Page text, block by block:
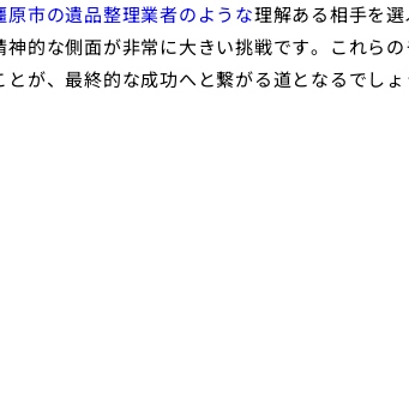
原市の遺品整理業者のような理解ある相手を
神的な側面が非常に大きい挑戦です。これら
が、最終的な成功へと繋がる道となるでしょ